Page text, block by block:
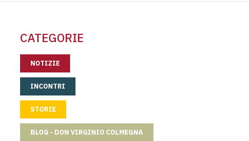
CATEGORIE
NOTIZIE
INCONTRI
STORIE
BLOG - DON VIRGINIO COLMEGNA